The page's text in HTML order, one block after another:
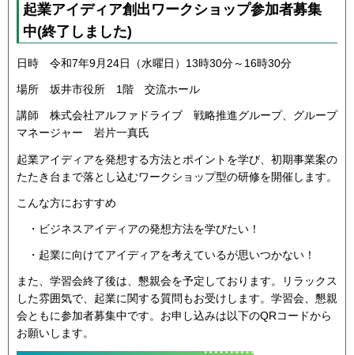
起業アイディア創出ワークショップ参加者募集
中(終了しました)
日時 令和7年9月24日（水曜日）13時30分～16時30分
場所 坂井市役所 1階 交流ホール
講師 株式会社アルファドライブ 戦略推進グループ、グループ
マネージャー 岩片一真氏
起業アイディアを発想する方法とポイントを学び、初期事業案の
たたき台まで落とし込むワークショップ型の研修を開催します。
こんな方におすすめ
・ビジネスアイディアの発想方法を学びたい！
・起業に向けてアイディアを考えているが思いつかない！
また、学習会終了後は、懇親会を予定しております。リラックス
した雰囲気で、起業に関する質問もお受けします。学習会、懇親
会ともに参加者募集中です。お申し込みは以下のQRコードから
お願いします。